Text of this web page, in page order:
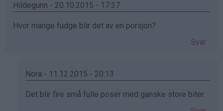
Hildegunn - 20.10.2015 - 17:37
Hvor mange fudge blir det av en porsjon?
Svar
Nora - 11.12.2015 - 20:13
Som
Det blir fire små fulle poser med ganske store biter